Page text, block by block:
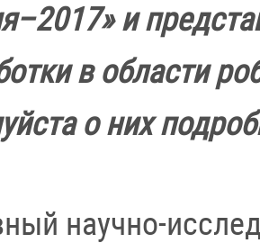
и
в области
о них
научно-